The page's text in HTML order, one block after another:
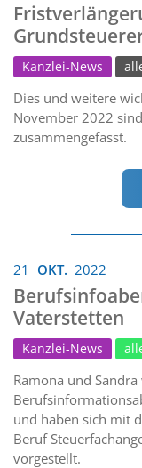
Kanzlei-News
Dies und weitere
November 2022
zusammengefasst.
21 OKT. 2022
Vaterstetten
Kanzlei-News
Ramona und
und haben sich mit
Beruf
vorgestellt.